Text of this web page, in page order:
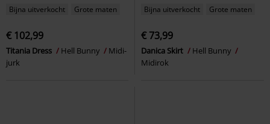
Bijna uitverkocht Grote maten
€ 102,99
Titania Dress Hell Bunny
Midi-
jurk
Bijna uitverkocht Grote maten
€ 73,99
Danica Skirt
Hell Bunny
Midirok